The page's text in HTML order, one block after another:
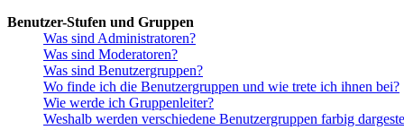
Benutzer-Stufen und Gruppen
Was sind Administratoren?
Was sind Moderatoren?
Was sind Benutzergruppen?
Wo finde ich die Benutzergruppen und wie trete ich ihnen bei?
Wie werde ich Gruppenleiter?
Weshalb werden verschiedene Benutzergruppen farbig